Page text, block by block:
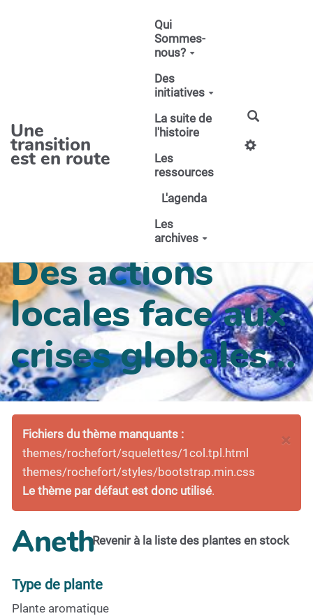
Une
transition
est en route
Qui
Sommes-
nous?
Des
initiatives
La suite de
l'histoire
Les
ressources
L'agenda
Les
archives
Des actions
locales face aux
crises globales...
×
Fichiers du thème manquants :
themes/rochefort/squelettes/1col.tpl.html
themes/rochefort/styles/bootstrap.min.css
Le thème par défaut est donc utilisé.
Revenir à la liste des plantes en stock
Aneth
Type de plante
Plante aromatique